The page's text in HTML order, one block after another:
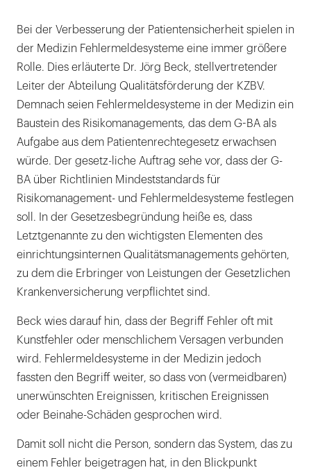
Bei der Verbesserung der Patientensicherheit spielen in
der Medizin Fehlermeldesysteme eine immer größere
Rolle. Dies erläuterte Dr. Jörg Beck, stellvertretender
Leiter der Abteilung Qualitätsförderung der KZBV.
Demnach seien Fehlermeldesysteme in der Medizin ein
Baustein des Risikomanagements, das dem G-BA als
Aufgabe aus dem Patientenrechtegesetz erwachsen
würde. Der gesetz-liche Auftrag sehe vor, dass der G-
BA über Richtlinien Mindeststandards für
Risikomanagement- und Fehlermeldesysteme festlegen
soll. In der Gesetzesbegründung heiße es, dass
Letztgenannte zu den wichtigsten Elementen des
einrichtungsinternen Qualitätsmanagements gehörten,
zu dem die Erbringer von Leistungen der Gesetzlichen
Krankenversicherung verpflichtet sind.
Beck wies darauf hin, dass der Begriff Fehler oft mit
Kunstfehler oder menschlichem Versagen verbunden
wird. Fehlermeldesysteme in der Medizin jedoch
fassten den Begriff weiter, so dass von (vermeidbaren)
unerwünschten Ereignissen, kritischen Ereignissen
oder Beinahe-Schäden gesprochen wird.
Damit soll nicht die Person, sondern das System, das zu
einem Fehler beigetragen hat, in den Blickpunkt